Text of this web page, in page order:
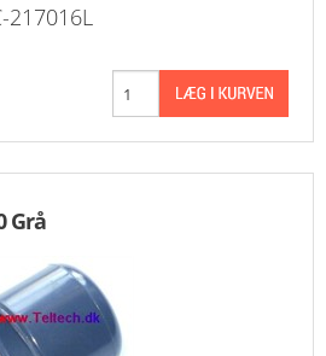
M.M.
& HAVEARBEJDE
217016L
Grå